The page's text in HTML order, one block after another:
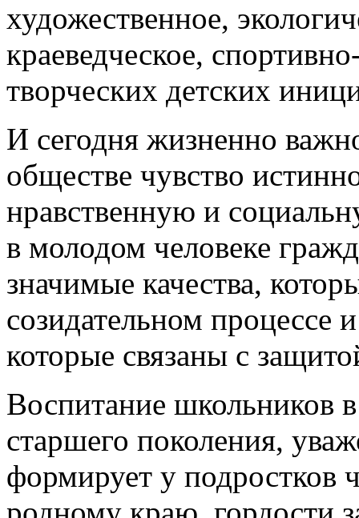
И сегодня жизненно
обществе чувство
нравственную и
в молодом человеке
значимые качества,
созидательном процессе
которые связаны с
Воспитание школьников
старшего поколения,
формирует у подростков
родному краю, гордости
интерес к военно-
физических навыков и
защите Родины.